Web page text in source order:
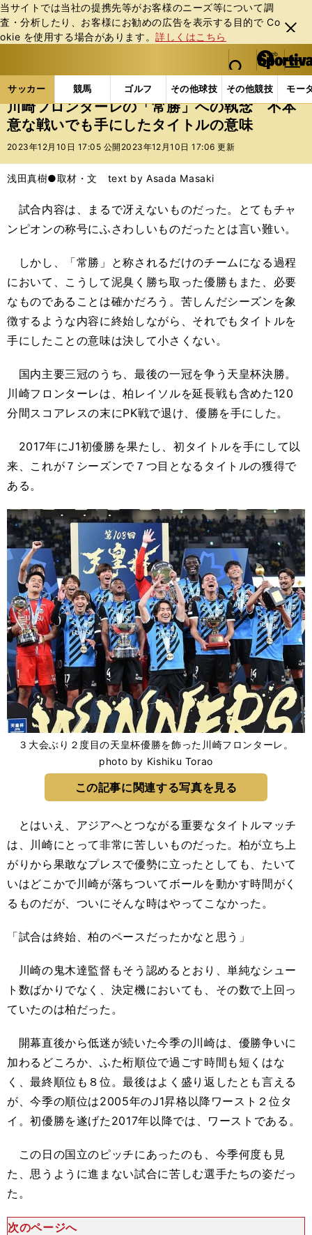
当サイトでは当社の提携先等がお客様のニーズ等について調
査・分析したり、お客様にお勧めの広告を表⽰する⽬的で Co
okie を使⽤する場合があります。詳しくはこちら
閉じ
る
web Sportiva (webスポルティーバ)
検索
マイペ
ー
ジ
メニュ
サッカー 競馬 ゴルフ その他球技 その他競技 モー
ス
ポ
ル
バ
サッカーの記事一覧 Jリーグ他 Jリーグ 川崎フ
川崎フロンターレの「常勝」への執念 不本
意な戦いでも手にしたタイトルの意味
2023年12月10日 17:05 公開 2023年12月10日 17:06 更新
浅田真樹●取材・文 text by Asada Masaki
試合内容は、まるで冴えないものだった。とてもチャ
ンピオンの称号にふさわしいものだったとは言い難い。
しかし、「常勝」と称されるだけのチームになる過程
において、こうして泥臭く勝ち取った優勝もまた、必要
なものであることは確かだろう。苦しんだシーズンを象
徴するような内容に終始しながら、それでもタイトルを
手にしたことの意味は決して小さくない。
国内主要三冠のうち、最後の一冠を争う天皇杯決勝。
川崎フロンターレは、柏レイソルを延長戦も含めた120
分間スコアレスの末にPK戦で退け、優勝を手にした。
2017年にJ1初優勝を果たし、初タイトルを手にして以
来、これが７シーズンで７つ目となるタイトルの獲得で
ある。
３大会ぶり２度目の天皇杯優勝を飾った川崎フロンターレ。
photo by Kishiku Torao
この記事に関連する写真を見る
とはいえ、アジアへとつながる重要なタイトルマッチ
は、川崎にとって非常に苦しいものだった。柏が立ち上
がりから果敢なプレスで優勢に立ったとしても、たいて
いはどこかで川崎が落ちついてボールを動かす時間がく
るものだが、ついにそんな時はやってこなかった。
「試合は終始、柏のペースだったかなと思う」
川崎の鬼木達監督もそう認めるとおり、単純なシュー
ト数ばかりでなく、決定機においても、その数で上回っ
ていたのは柏だった。
開幕直後から低迷が続いた今季の川崎は、優勝争いに
加わるどころか、ふた桁順位で過ごす時間も短くはな
く、最終順位も８位。最後はよく盛り返したとも言える
が、今季の順位は2005年のJ1昇格以降ワースト２位タ
イ。初優勝を遂げた2017年以降では、ワーストである。
この日の国立のピッチにあったのも、今季何度も見
た、思うように進まない試合に苦しむ選手たちの姿だっ
た。
次のページへ